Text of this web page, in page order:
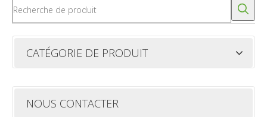
CATÉGORIE DE PRODUIT
NOUS CONTACTER